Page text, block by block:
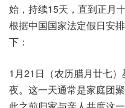
始，持续15天，直到正月
根据中国国家法定假日安
下：
1月21日（农历腊月廿七
夜。这一天通常是家庭团